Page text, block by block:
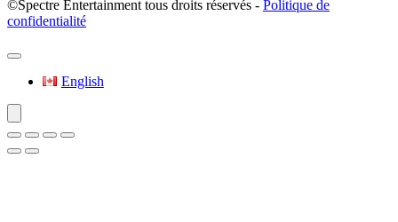
©Spectre Entertainment tous droits réservés - Politique de
confidentialité
English